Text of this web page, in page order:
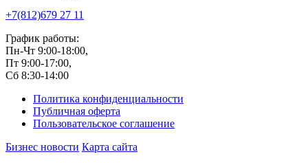
+7(812)679 27 11
График работы:
Пн-Чт 9:00-18:00,
Пт 9:00-17:00,
Сб 8:30-14:00
Политика конфиденциальности
Публичная оферта
Пользовательское соглашение
Бизнес новости Карта сайта